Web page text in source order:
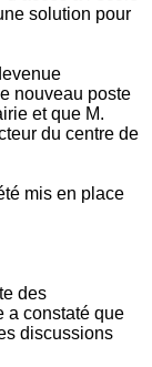
solution pour
nouveau poste
et que M.
du centre de
mis en place
des
a constaté que
discussions